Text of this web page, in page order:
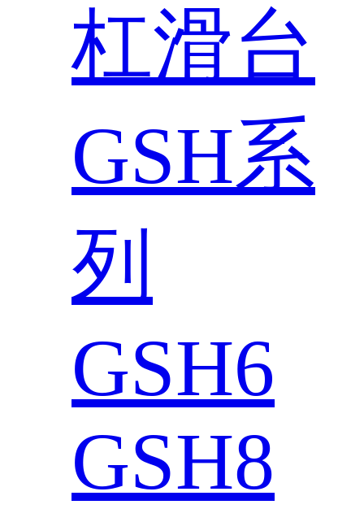
杠滑台
GSH系
列
GSH6
GSH8